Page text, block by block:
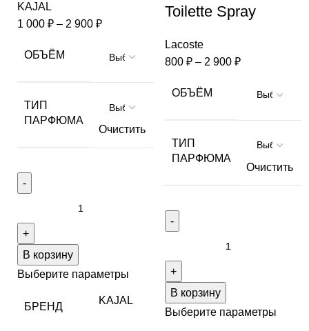
KAJAL
1 000 ₽ – 2 900 ₽
ОБЪЁМ
ТИП
ПАРФЮМА
Очистить
В корзину
Выберите параметры
БРЕНД
KAJAL
Toilette Spray
Lacoste
800 ₽ – 2 900 ₽
ОБЪЁМ
ТИП
ПАРФЮМА
Очистить
В корзину
Выберите параметры